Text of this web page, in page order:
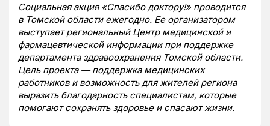
Социальная акция «Спасибо доктору!» проводится
в Томской области ежегодно. Ее организатором
выступает региональный Центр медицинской и
фармацевтической информации при поддержке
департамента здравоохранения Томской области.
Цель проекта — поддержка медицинских
работников и возможность для жителей региона
выразить благодарность специалистам, которые
помогают сохранять здоровье и спасают жизни.